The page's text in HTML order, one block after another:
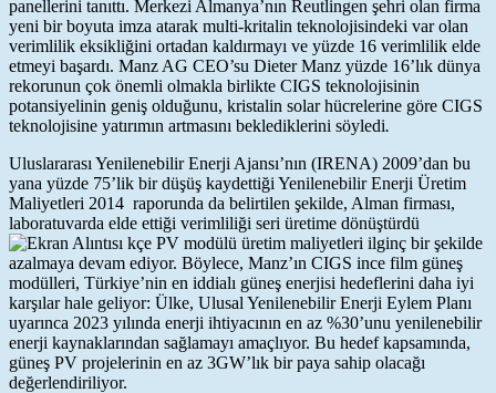
panellerini tanıttı. Merkezi Almanya’nın Reutlingen şehri olan firma
yeni bir boyuta imza atarak multi-kritalin teknolojisindeki var olan
verimlilik eksikliğini ortadan kaldırmayı ve yüzde 16 verimlilik elde
etmeyi başardı. Manz AG CEO’su Dieter Manz yüzde 16’lık dünya
rekorunun çok önemli olmakla birlikte CIGS teknolojisinin
potansiyelinin geniş olduğunu, kristalin solar hücrelerine göre CIGS
teknolojisine yatırımın artmasını beklediklerini söyledi.
Uluslararası Yenilenebilir Enerji Ajansı’nın (IRENA) 2009’dan bu
yana yüzde 75’lik bir düşüş kaydettiği Yenilenebilir Enerji Üretim
Maliyetleri 2014 raporunda da belirtilen şekilde, Alman firması,
laboratuvarda elde ettiği verimliliği seri üretime dönüştürdü
kçe PV modülü üretim maliyetleri ilginç bir şekilde
azalmaya devam ediyor. Böylece, Manz’ın CIGS ince film güneş
modülleri, Türkiye’nin en iddialı güneş enerjisi hedeflerini daha iyi
karşılar hale geliyor: Ülke, Ulusal Yenilenebilir Enerji Eylem Planı
uyarınca 2023 yılında enerji ihtiyacının en az %30’unu yenilenebilir
enerji kaynaklarından sağlamayı amaçlıyor. Bu hedef kapsamında,
güneş PV projelerinin en az 3GW’lık bir paya sahip olacağı
değerlendiriliyor.